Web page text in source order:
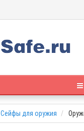
Сейфы для оружия